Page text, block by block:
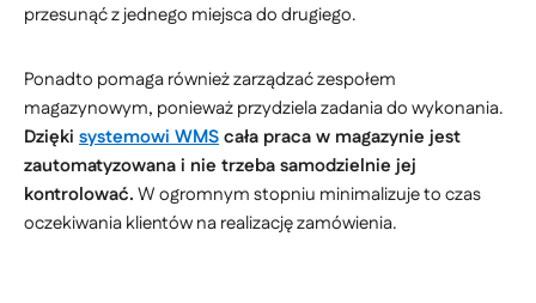
przesunąć z jednego miejsca do drugiego.
Ponadto pomaga również zarządzać zespołem
magazynowym, ponieważ przydziela zadania do wykonania.
Dzięki systemowi WMScała praca w magazynie jest
zautomatyzowana i nie trzeba samodzielnie jej
kontrolować.W ogromnym stopniu minimalizuje to czas
oczekiwania klientów na realizację zamówienia.